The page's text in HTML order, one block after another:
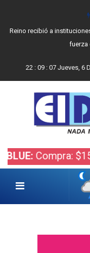
Reino recibió a
fuerza
22: 09: 09 Jueves, 6
$1510 -